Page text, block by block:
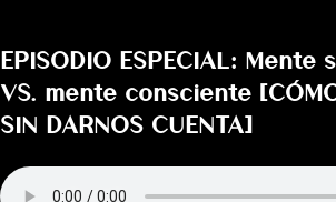
EPISODIO ESPECIAL:
VS. mente consciente
SIN DARNOS CUENTA]